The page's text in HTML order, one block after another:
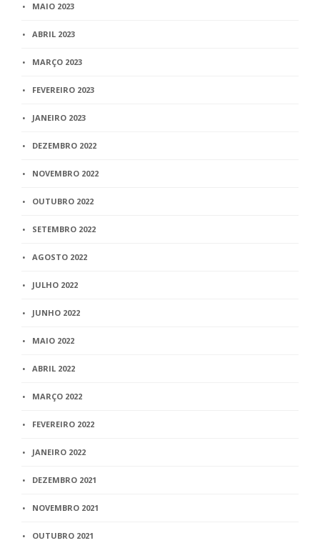
MAIO 2023
ABRIL 2023
MARÇO 2023
FEVEREIRO 2023
JANEIRO 2023
DEZEMBRO 2022
NOVEMBRO 2022
OUTUBRO 2022
SETEMBRO 2022
AGOSTO 2022
JULHO 2022
JUNHO 2022
MAIO 2022
ABRIL 2022
MARÇO 2022
FEVEREIRO 2022
JANEIRO 2022
DEZEMBRO 2021
NOVEMBRO 2021
OUTUBRO 2021